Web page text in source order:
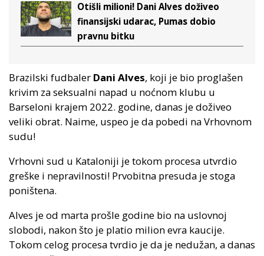
Otišli milioni! Dani Alves doživeo
finansijski udarac, Pumas dobio
pravnu bitku
Brazilski fudbaler Dani Alves, koji je bio proglašen
krivim za seksualni napad u noćnom klubu u
Barseloni krajem 2022. godine, danas je doživeo
veliki obrat. Naime, uspeo je da pobedi na Vrhovnom
sudu!
Vrhovni sud u Kataloniji je tokom procesa utvrdio
greške i nepravilnosti! Prvobitna presuda je stoga
poništena.
Alves je od marta prošle godine bio na uslovnoj
slobodi, nakon što je platio milion evra kaucije.
Tokom celog procesa tvrdio je da je nedužan, a danas